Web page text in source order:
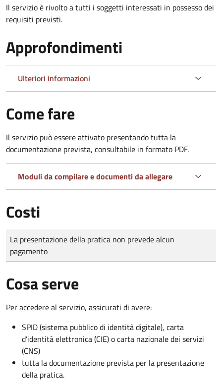
Il servizio è rivolto a tutti i soggetti interessati in possesso dei
requisiti previsti.
Approfondimenti
Ulteriori informazioni
Come fare
Il servizio può essere attivato presentando tutta la
documentazione prevista, consultabile in formato PDF.
Moduli da compilare e documenti da allegare
Costi
Tipo di pagamento
Importo
La presentazione della pratica non prevede alcun
pagamento
Cosa serve
Per accedere al servizio, assicurati di avere:
SPID (sistema pubblico di identità digitale), carta
d’identità elettronica (CIE) o carta nazionale dei servizi
(CNS)
tutta la documentazione prevista per la presentazione
della pratica.